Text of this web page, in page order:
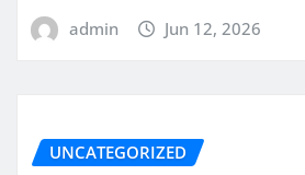
admin Jun 12, 2026
UNCATEGORIZED